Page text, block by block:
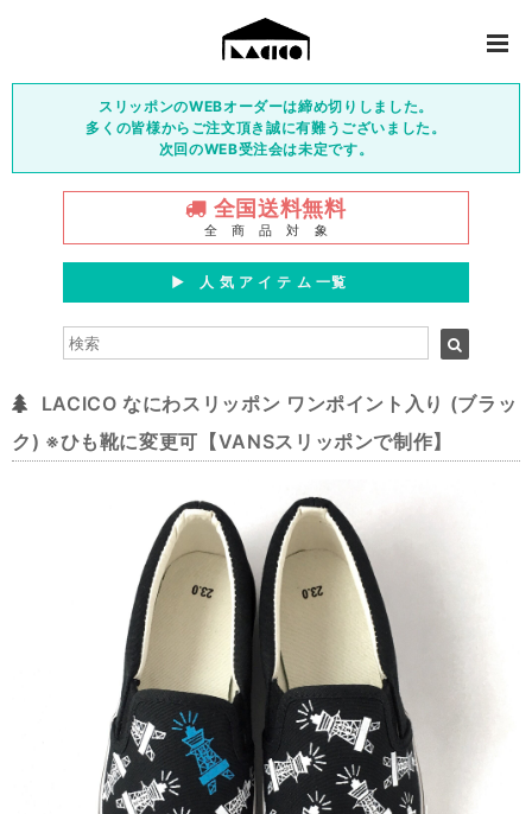
スリッポンのWEBオーダーは締め切りしました。
多くの皆様からご注文頂き誠に有難うございました。
次回のWEB受注会は未定です。
全国送料無料
全 商 品 対 象
▶︎ 人 気 ア イ テ ム 一覧
LACICO なにわスリッポン ワンポイント入り (ブラッ
ク) ※ひも靴に変更可【VANSスリッポンで制作】